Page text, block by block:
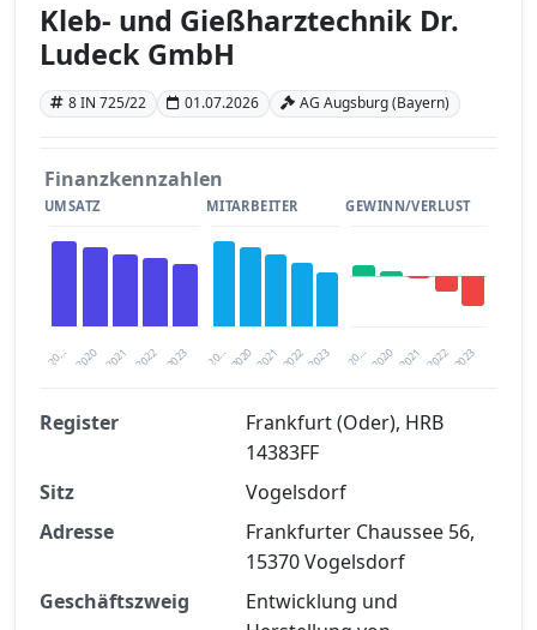
Kleb- und Gießharztechnik Dr.
Ludeck GmbH
8 IN 725/22 01.07.2026 AG Augsburg (Bayern)
Finanzkennzahlen
UMSATZ
20… 2021 2023
2020 2022
MITARBEITER
20… 2021 2023
2020 2022
GEWINN/VERLUST
20… 2021 2023
2020 2022
Finanzkennzahlen nach kostenloser
Registrierung verfügbar
Jetzt kostenlos registrieren
Register
Frankfurt (Oder), HRB
14383FF
Sitz
Vogelsdorf
Adresse
Frankfurter Chaussee 56,
15370 Vogelsdorf
Geschäftszweig
Entwicklung und